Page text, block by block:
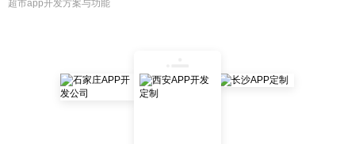
超市app开发方案与功能